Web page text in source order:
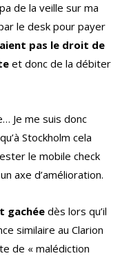
de la veille sur ma
le desk pour payer
pas le droit de
et donc de la débiter
Je me suis donc
Stockholm cela
le mobile check
axe d’amélioration.
gachée dès lors qu’il
similaire au Clarion
de « malédiction